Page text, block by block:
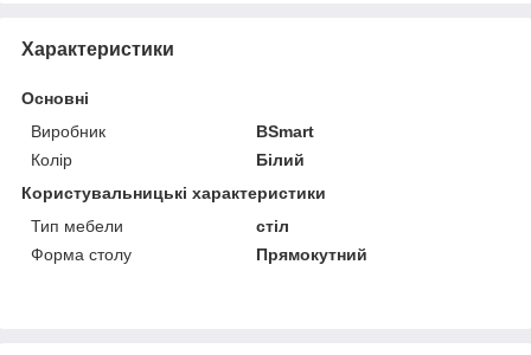
Характеристики
Основні
Виробник
BSmart
Колір
Білий
Користувальницькі характеристики
Тип мебели
стіл
Форма столу
Прямокутний